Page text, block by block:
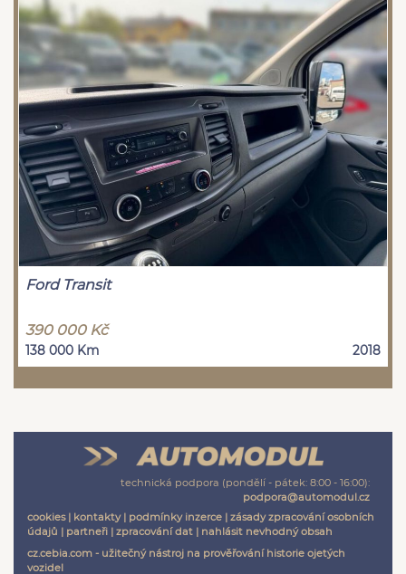
Ford Transit
390 000 Kč
138 000 Km 2018
technická podpora (pondělí - pátek: 8:00 - 16:00):
podpora@automodul.cz
cookies| kontakty| podmínky inzerce | zásady zpracování osobních
údajů | partneři | zpracování dat | nahlásit nevhodný obsah
cz.cebia.com - užitečný nástroj na prověřování historie ojetých
vozidel